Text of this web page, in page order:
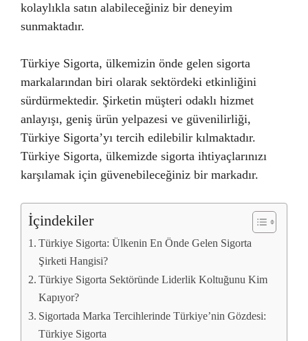
kolaylıkla satın alabileceğiniz bir deneyim
sunmaktadır.
Türkiye Sigorta, ülkemizin önde gelen sigorta
markalarından biri olarak sektördeki etkinliğini
sürdürmektedir. Şirketin müşteri odaklı hizmet
anlayışı, geniş ürün yelpazesi ve güvenilirliği,
Türkiye Sigorta’yı tercih edilebilir kılmaktadır.
Türkiye Sigorta, ülkemizde sigorta ihtiyaçlarınızı
karşılamak için güvenebileceğiniz bir markadır.
İçindekiler
Türkiye Sigorta: Ülkenin En Önde Gelen Sigorta
Şirketi Hangisi?
Türkiye Sigorta Sektöründe Liderlik Koltuğunu Kim
Kapıyor?
Sigortada Marka Tercihlerinde Türkiye’nin Gözdesi:
Türkiye Sigorta